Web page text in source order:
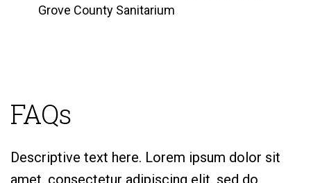
Grove County Sanitarium
FAQs
Descriptive text here. Lorem ipsum dolor sit
amet, consectetur adipiscing elit, sed do